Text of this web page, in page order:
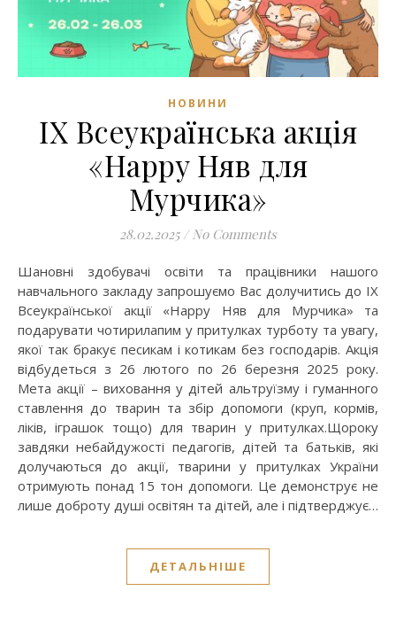
НОВИНИ
ІХ Всеукраїнська акція
«Happy Няв для
Мурчика»
28.02.2025 / No Comments
Шановні здобувачі освіти та працівники нашого
навчального закладу запрошуємо Вас долучитись до ІХ
Всеукраїнської акції «Happy Няв для Мурчика» та
подарувати чотирилапим у притулках турботу та увагу,
якої так бракує песикам і котикам без господарів. Акція
відбудеться з 26 лютого по 26 березня 2025 року.
Мета акції – виховання у дітей альтруїзму і гуманного
ставлення до тварин та збір допомоги (круп, кормів,
ліків, іграшок тощо) для тварин у притулках.Щороку
завдяки небайдужості педагогів, дітей та батьків, які
долучаються до акції, тварини у притулках України
отримують понад 15 тон допомоги. Це демонструє не
лише доброту душі освітян та дітей, але і підтверджує…
ДЕТАЛЬНІШЕ